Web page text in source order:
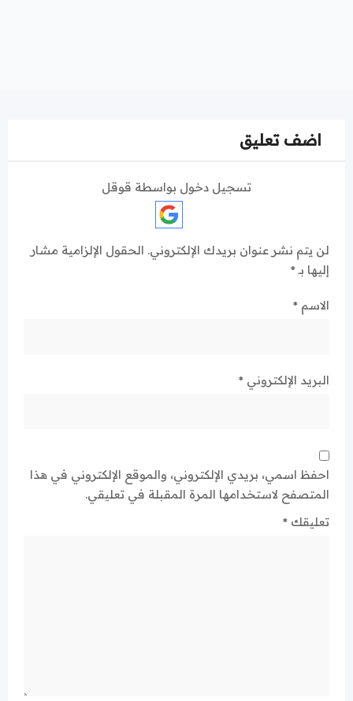
اضف تعليق
تسجيل دخول بواسطة قوقل
لن يتم نشر عنوان بريدك الإلكتروني. الحقول الإلزامية مشار
إليها بـ*
الاسم *
البريد الإلكتروني *
احفظ اسمي، بريدي الإلكتروني، والموقع الإلكتروني في هذا
المتصفح لاستخدامها المرة المقبلة في تعليقي.
تعليقك *